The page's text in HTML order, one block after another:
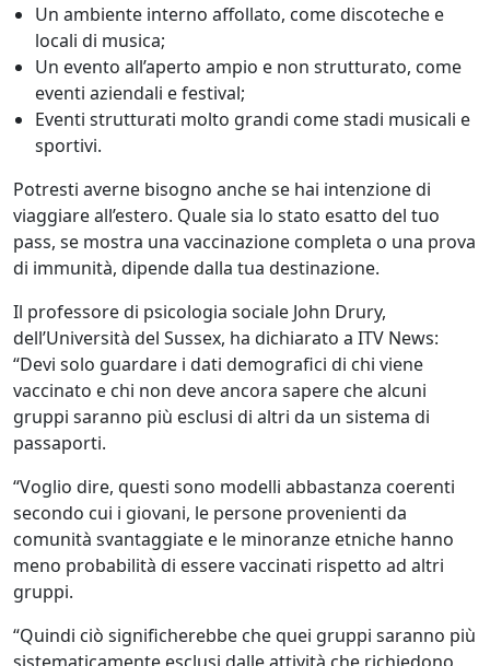
Un ambiente interno affollato, come discoteche e
locali di musica;
Un evento all’aperto ampio e non strutturato, come
eventi aziendali e festival;
Eventi strutturati molto grandi come stadi musicali e
sportivi.
Potresti averne bisogno anche se hai intenzione di
viaggiare all’estero. Quale sia lo stato esatto del tuo
pass, se mostra una vaccinazione completa o una prova
di immunità, dipende dalla tua destinazione.
Il professore di psicologia sociale John Drury,
dell’Università del Sussex, ha dichiarato a ITV News:
“Devi solo guardare i dati demografici di chi viene
vaccinato e chi non deve ancora sapere che alcuni
gruppi saranno più esclusi di altri da un sistema di
passaporti.
“Voglio dire, questi sono modelli abbastanza coerenti
secondo cui i giovani, le persone provenienti da
comunità svantaggiate e le minoranze etniche hanno
meno probabilità di essere vaccinati rispetto ad altri
gruppi.
“Quindi ciò significherebbe che quei gruppi saranno più